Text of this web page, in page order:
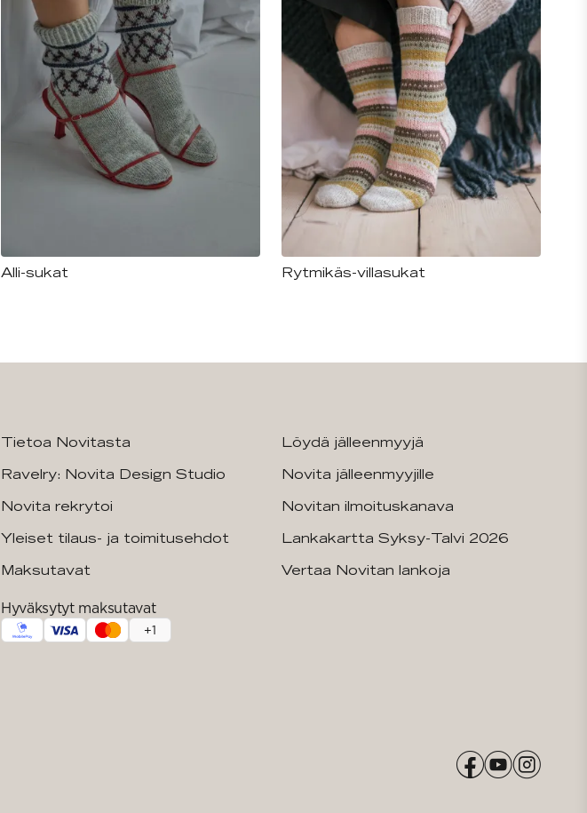
Alli-sukat Rytmikäs-villasukat
Tietoa Novitasta
Ravelry: Novita Design Studio
Novita rekrytoi
Yleiset tilaus- ja toimitusehdot
Maksutavat
Löydä jälleenmyyjä
Novita jälleenmyyjille
Novitan ilmoituskanava
Lankakartta Syksy-Talvi 2026
Vertaa Novitan lankoja
Hyväksytyt maksutavat
+1